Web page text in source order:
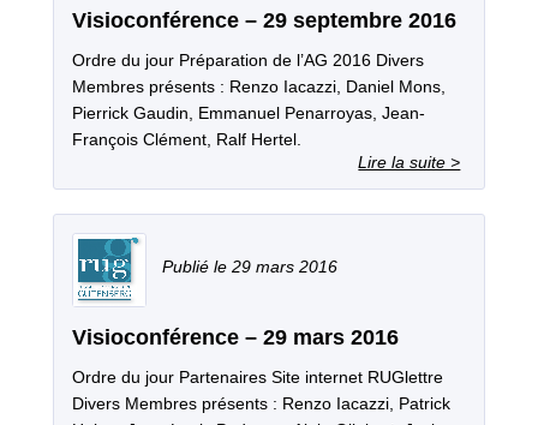
Visioconférence – 29 septembre 2016
Ordre du jour Préparation de l’AG 2016 Divers
Membres présents : Renzo Iacazzi, Daniel Mons,
Pierrick Gaudin, Emmanuel Penarroyas, Jean-
François Clément, Ralf Hertel.
Visioconférence – 29 mars 2016
Ordre du jour Partenaires Site internet RUGlettre
Divers Membres présents : Renzo Iacazzi, Patrick
29 mars 2016